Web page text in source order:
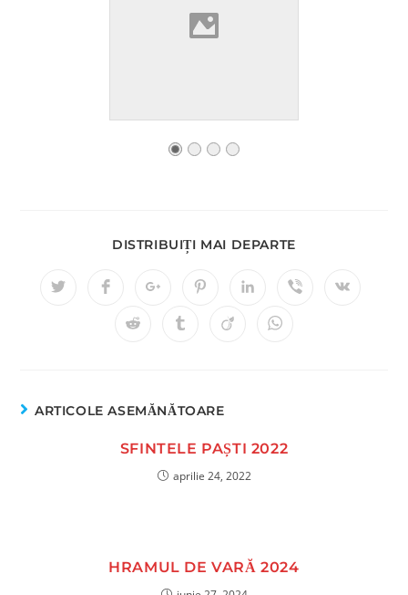
DISTRIBUIȚI MAI DEPARTE
ARTICOLE ASEMĂNĂTOARE
SFINTELE PAȘTI 2022
aprilie 24, 2022
HRAMUL DE VARĂ 2024